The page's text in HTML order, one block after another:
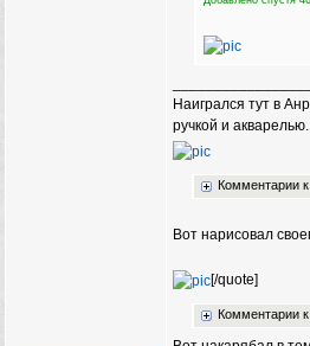
Наигрался тут в
ручкой и
Комментарии
Вот нарисовал
[/quote]
Комментарии